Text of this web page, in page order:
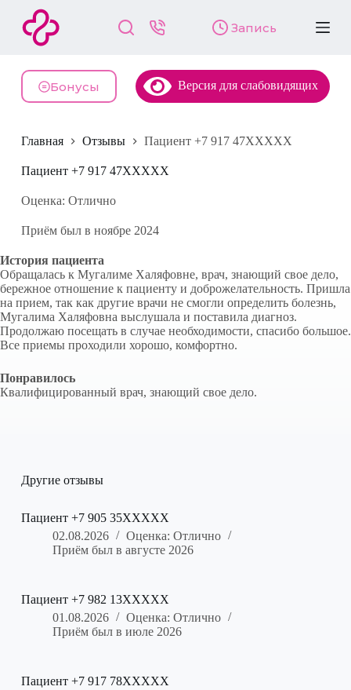
й
и
у
и
Запись
Бонусы Версия для слабовидящих
Главная Отзывы Пациент +7 917 47XXXXX
Пациент +7 917 47XXXXX
Оценка: Отлично
Приём был в ноябре 2024
История пациента
Обращалась к Мугалиме Халяфовне, врач, знающий свое дело,
бережное отношение к пациенту и доброжелательность. Пришла
на прием, так как другие врачи не смогли определить болезнь,
Мугалима Халяфовна выслушала и поставила диагноз.
Продолжаю посещать в случае необходимости, спасибо большое.
Все приемы проходили хорошо, комфортно.
Понравилось
Квалифицированный врач, знающий свое дело.
Другие отзывы
Пациент +7 905 35XXXXX
02.08.2026
Оценка: Отлично
Приём был в августе 2026
Пациент +7 982 13XXXXX
01.08.2026
Оценка: Отлично
Приём был в июле 2026
Пациент +7 917 78XXXXX